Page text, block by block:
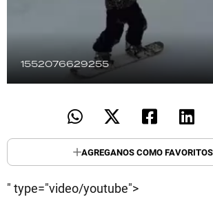
1552076629255
AGREGANOS COMO
" type="video/youtube">
Seguinos